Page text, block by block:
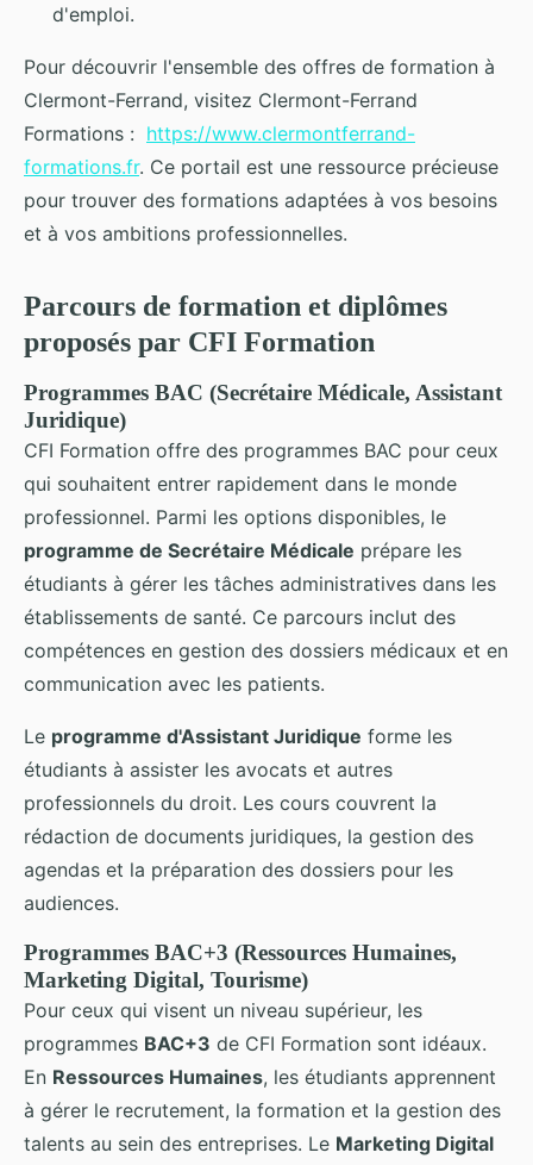
d'emploi.
Pour découvrir l'ensemble des offres de formation à
Clermont-Ferrand, visitez Clermont-Ferrand
Formations : https://www.clermontferrand-
formations.fr. Ce portail est une ressource précieuse
pour trouver des formations adaptées à vos besoins
et à vos ambitions professionnelles.
Parcours de formation et diplômes
proposés par CFI Formation
Programmes BAC (Secrétaire Médicale, Assistant
Juridique)
CFI Formation offre des programmes BAC pour ceux
qui souhaitent entrer rapidement dans le monde
professionnel. Parmi les options disponibles, le
programme de Secrétaire Médicale prépare les
étudiants à gérer les tâches administratives dans les
établissements de santé. Ce parcours inclut des
compétences en gestion des dossiers médicaux et en
communication avec les patients.
Le programme d'Assistant Juridique forme les
étudiants à assister les avocats et autres
professionnels du droit. Les cours couvrent la
rédaction de documents juridiques, la gestion des
agendas et la préparation des dossiers pour les
audiences.
Programmes BAC+3 (Ressources Humaines,
Marketing Digital, Tourisme)
Pour ceux qui visent un niveau supérieur, les
programmes BAC+3 de CFI Formation sont idéaux.
En Ressources Humaines, les étudiants apprennent
à gérer le recrutement, la formation et la gestion des
talents au sein des entreprises. Le Marketing Digital